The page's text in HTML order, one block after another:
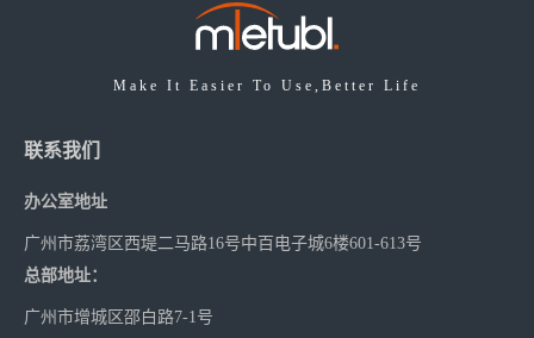
Make It Easier To Use,Better Life
联系我们
办公室地址
广州市荔湾区西堤二马路16号中百电子城6楼601-613号
总部地址：
广州市增城区邵白路7-1号